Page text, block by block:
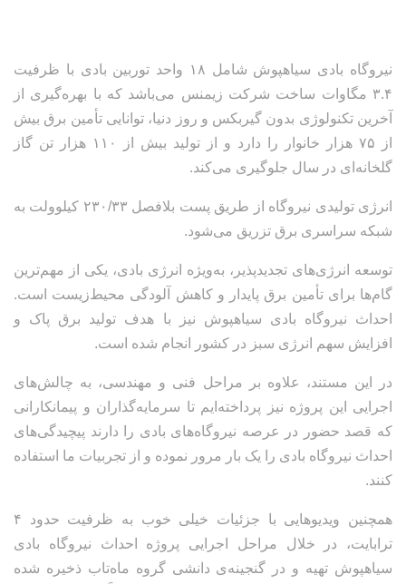
نیروگاه بادی سیاهپوش شامل ۱۸ واحد توربین بادی با ظرفیت
۳.۴ مگاوات ساخت شرکت زیمنس می‌باشد که با بهره‌گیری از
آخرین تکنولوژی بدون گیربکس و روز دنیا، توانایی تأمین برق بیش
از ۷۵ هزار خانوار را دارد و از تولید بیش از ۱۱۰ هزار تن گاز
گلخانه‌ای در سال جلوگیری می‌کند.
انرژی تولیدی نیروگاه از طریق پست بلافصل ۲۳۰/۳۳ کیلوولت به
شبکه سراسری برق تزریق می‌شود.
توسعه انرژی‌های تجدیدپذیر، به‌ویژه انرژی بادی، یکی از مهم‌ترین
گام‌ها برای تأمین برق پایدار و کاهش آلودگی محیط‌زیست است.
احداث نیروگاه بادی سیاهپوش نیز با هدف تولید برق پاک و
افزایش سهم انرژی سبز در کشور انجام شده است.
در این مستند، علاوه بر مراحل فنی و مهندسی، به چالش‌های
اجرایی این پروژه نیز پرداخته‌ایم تا سرمایه‌گذاران و پیمانکارانی
که قصد حضور در عرصه نیروگاه‌های بادی را دارند پیچیدگی‌های
احداث نیروگاه بادی را یک بار مرور نموده و از تجربیات ما استفاده
کنند.
همچنین ویدیوهایی با جزئیات خیلی خوب به ظرفیت حدود ۴
ترابایت، در خلال مراحل اجرایی پروژه احداث نیروگاه بادی
سیاهپوش تهیه و در گنجینه‌ی دانشی گروه ماه‌تاب ذخیره شده